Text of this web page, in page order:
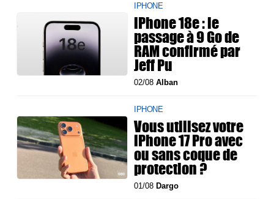
IPHONE
iPhone 18e : le
passage à 9 Go de
RAM confirmé par
Jeff Pu
02/08Alban
IPHONE
Vous utilisez votre
iPhone 17 Pro avec
ou sans coque de
protection ?
01/08 Dargo